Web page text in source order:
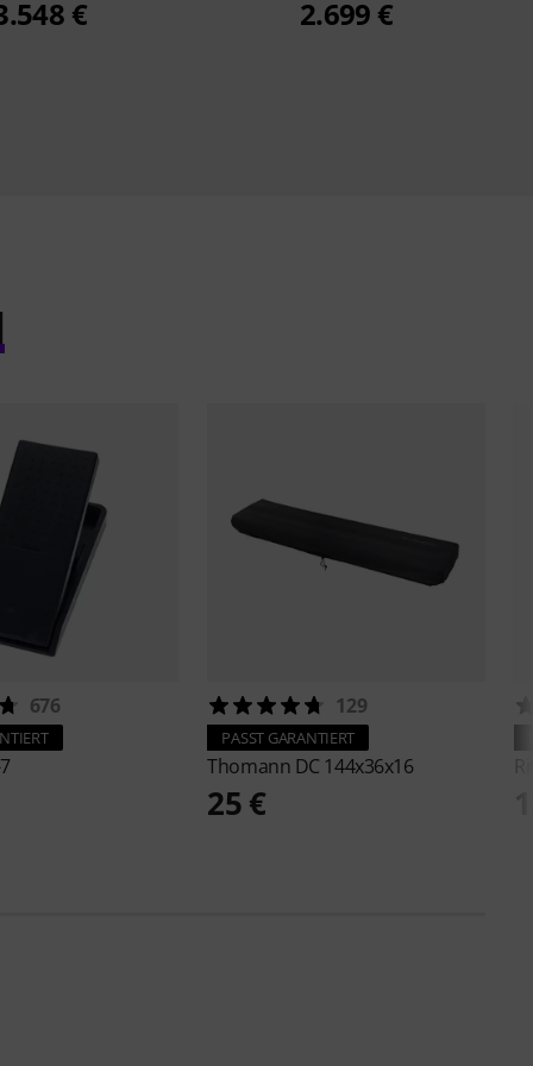
€ 2.699 €
676 129
PASST GARANTIERT
Thomann DC 144x36x16
25 €